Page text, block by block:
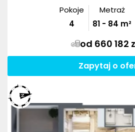
Pokoje
4
Metraż
81 - 84 m²
od 660 182
Zapytaj o